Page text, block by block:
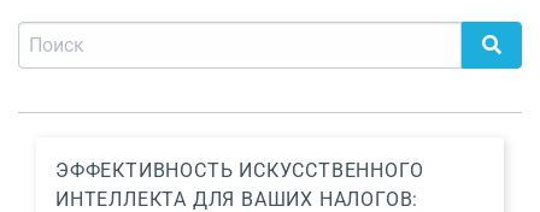
ЭФФЕКТИВНОСТЬ ИСКУССТВЕННОГО
ИНТЕЛЛЕКТА ДЛЯ ВАШИХ НАЛОГОВ: